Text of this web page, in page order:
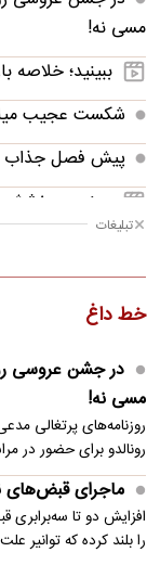
مسی نه!
ببینید؛ خلاصه بازی چلسی ۳
شکست عجیب
پیش فصل جذاب
ببینید؛
بلژیک با ۲ گل زیبا
منچستریونایتد ۱ | دوستانه
بازخوانی کرد
سفر فرمانده
ماجرای
تبلیغات
خط داغ
در جشن عروسی
مسی نه!
روزنامه‌های پرتغالی
رونالدو برای حضور در
ماجرای
افزایش دو تا
را بلند کرده که توانیر